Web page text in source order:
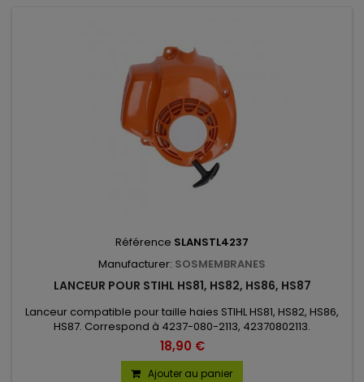
Référence SLANSTL4237
Manufacturer: SOSMEMBRANES
LANCEUR POUR STIHL HS81, HS82, HS86, HS87
Lanceur compatible pour taille haies STIHL HS81, HS82, HS86,
HS87. Correspond à 4237-080-2113, 42370802113.
18,90 €
Ajouter au panier